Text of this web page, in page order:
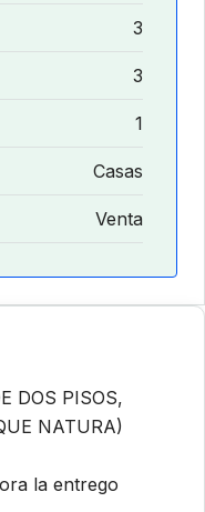
3
3
1
Casas
Venta
DOS PISOS,
NATURA)
la entrego